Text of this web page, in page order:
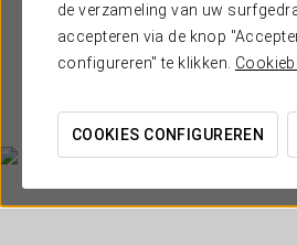
de verzameling van uw
accepteren via de knop
configureren" te klikken.
COOKIES CONFIGUREREN